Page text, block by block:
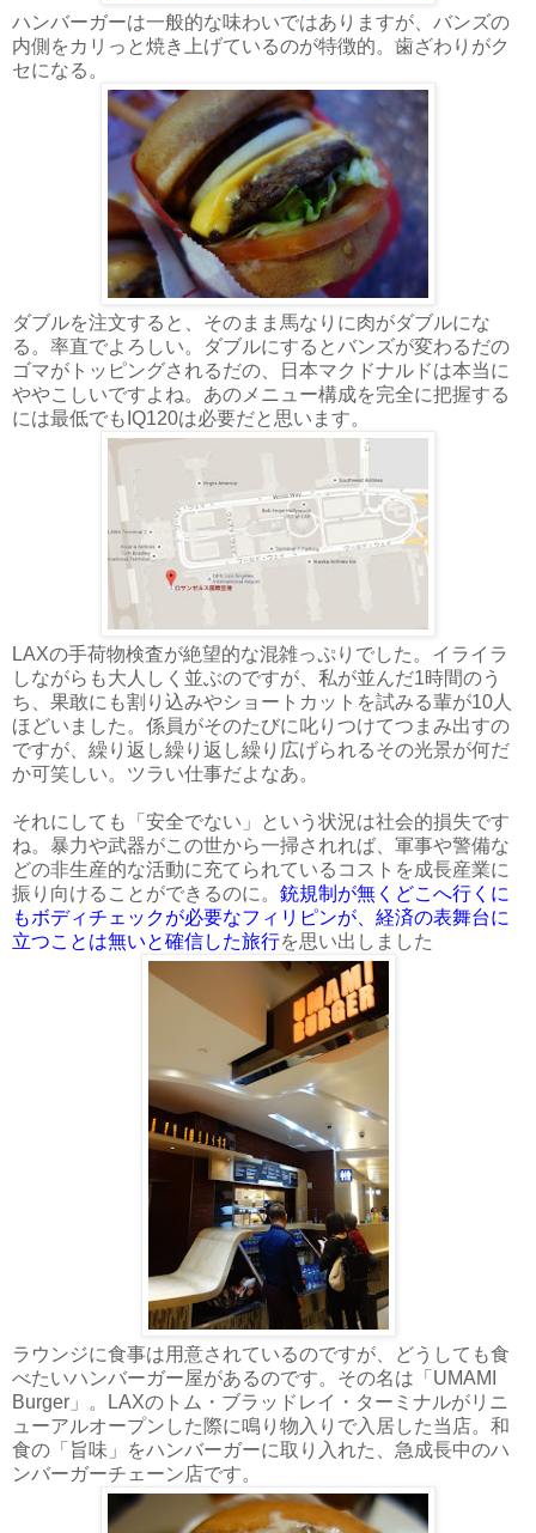
ハンバーガーは一般的な味わいではありますが、バンズの
内側をカリっと焼き上げているのが特徴的。歯ざわりがク
セになる。
ダブルを注文すると、そのまま馬なりに肉がダブルにな
る。率直でよろしい。ダブルにするとバンズが変わるだの
ゴマがトッピングされるだの、日本マクドナルドは本当に
ややこしいですよね。あのメニュー構成を完全に把握する
には最低でもIQ120は必要だと思います。
LAXの手荷物検査が絶望的な混雑っぷりでした。イライラ
しながらも大人しく並ぶのですが、私が並んだ1時間のう
ち、果敢にも割り込みやショートカットを試みる輩が10人
ほどいました。係員がそのたびに叱りつけてつまみ出すの
ですが、繰り返し繰り返し繰り広げられるその光景が何だ
か可笑しい。ツラい仕事だよなあ。
それにしても「安全でない」という状況は社会的損失です
ね。暴力や武器がこの世から一掃されれば、軍事や警備な
どの非生産的な活動に充てられているコストを成長産業に
振り向けることができるのに。 銃規制が無くどこへ行くに
もボディチェックが必要なフィリピンが、経済の表舞台に
立つことは無いと確信した旅行を思い出しました
ラウンジに食事は用意されているのですが、どうしても食
べたいハンバーガー屋があるのです。その名は「UMAMI
Burger」。LAXのトム・ブラッドレイ・ターミナルがリニ
ューアルオープンした際に鳴り物入りで入居した当店。和
食の「旨味」をハンバーガーに取り入れた、急成長中のハ
ンバーガーチェーン店です。